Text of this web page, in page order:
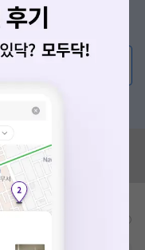
있나요?
비급여/급여 진료란?